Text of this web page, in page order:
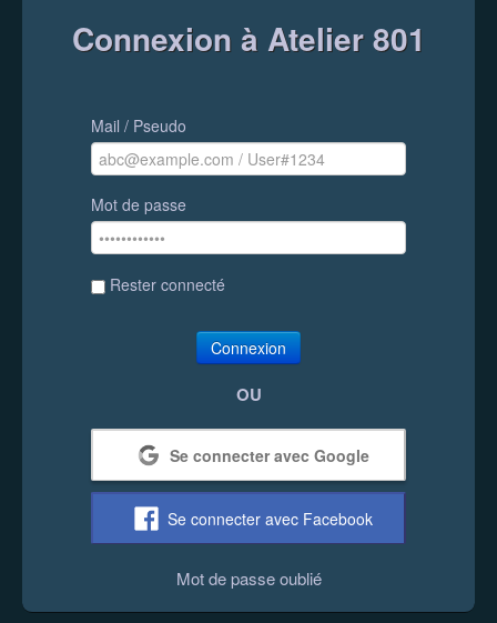
Connexion à Atelier 801
Mail / Pseudo
Mot de passe
Rester connecté
Connexion
OU
Se connecter avec Google
Se connecter avec Facebook
Mot de passe oublié